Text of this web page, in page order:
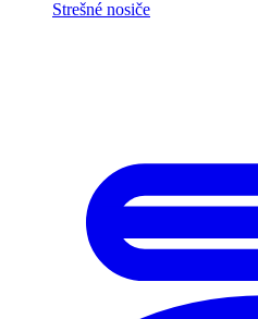
Strešné nosiče